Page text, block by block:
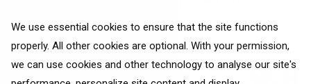
We use essential cookies to ensure that the site functions
properly. All other cookies are optional. With your permission,
we can use cookies and other technology to analyse our site's
izklaides un vietējo padomi
Londona